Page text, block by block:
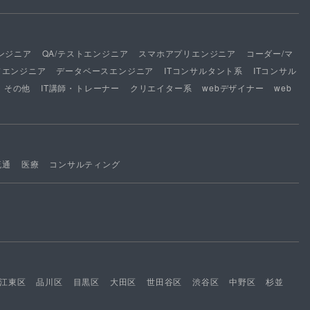
ジニア QA/テストエンジニア スマホアプリエンジニア
コーダー/マ
ンジニア
データベースエンジニア ITコンサルタント系
ITコンサル
その他
IT講師・トレーナー クリエイター系 webデザイナー web
医療 コンサルティング
江東区 品川区 目黒区 大田区 世田谷区 渋谷区 中野区 杉並